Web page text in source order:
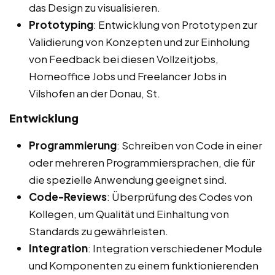
das Design zu visualisieren.
Prototyping: Entwicklung von Prototypen zur
Validierung von Konzepten und zur Einholung
von Feedback bei diesen Vollzeitjobs,
Homeoffice Jobs und Freelancer Jobs in
Vilshofen an der Donau, St.
Entwicklung
Programmierung: Schreiben von Code in einer
oder mehreren Programmiersprachen, die für
die spezielle Anwendung geeignet sind.
Code-Reviews: Überprüfung des Codes von
Kollegen, um Qualität und Einhaltung von
Standards zu gewährleisten.
Integration: Integration verschiedener Module
und Komponenten zu einem funktionierenden